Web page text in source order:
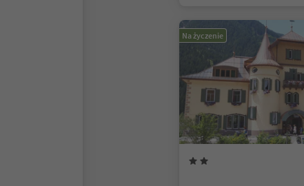
Na życzenie